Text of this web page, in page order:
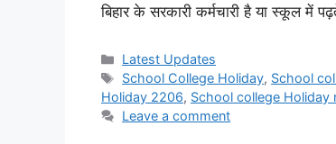
बिहार के सरकारी कर्मचारी है या स्कूल में
Categories
Latest Updates
Tags
School College Holiday, School
Holiday 2206, School college Holiday
Leave a comment